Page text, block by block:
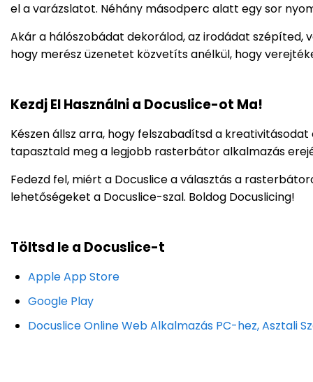
el a varázslatot. Néhány másodperc alatt egy sor
Akár a hálószobádat dekorálod, az irodádat szépíted,
hogy merész üzenetet közvetíts anélkül, hogy
Kezdj El Használni a Docuslice-ot Ma!
Készen állsz arra, hogy felszabadítsd a
tapasztald meg a legjobb rasterbátor alkalmazás
Fedezd fel, miért a Docuslice a választás a
lehetőségeket a Docuslice-szal. Boldog Docuslicing!
Töltsd le a Docuslice-t
Apple App Store
Google Play
Docuslice Online Web Alkalmazás PC-hez, Asztali